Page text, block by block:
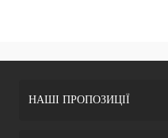
НАШІ ПРОПОЗИЦІЇ